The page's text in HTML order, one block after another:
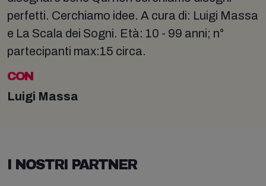
perfetti. Cerchiamo idee. A cura di: Luigi Massa
e La Scala dei Sogni. Età: 10 - 99 anni; n°
partecipanti max:15 circa.
CON
Luigi Massa
I NOSTRI PARTNER